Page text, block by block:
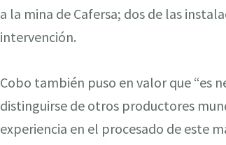
a la mina de Cafersa; dos de las
intervención.
Cobo también puso en valor que “es
distinguirse de otros productores
experiencia en el procesado de este